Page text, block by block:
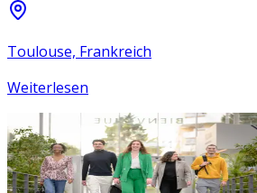
Toulouse, Frankreich
Weiterlesen